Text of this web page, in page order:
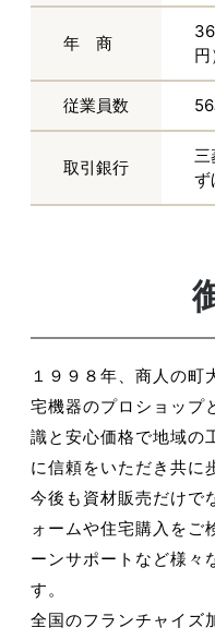
年 商
円
従業員数
取引銀行
１９９８年、商人の町
宅機器のプロショップ
識と安心価格で地域の
に信頼をいただき共に
今後も資材販売だけで
ォームや住宅購入をご
ーンサポートなど様々
す。
全国のフランチャイズ